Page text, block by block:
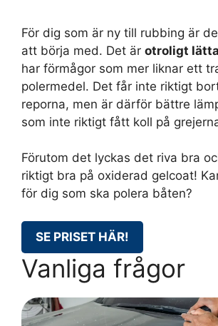
För dig som är ny till rubbing är
att börja med. Det är otroligt
har förmågor som mer liknar ett
polermedel. Det får inte riktigt
reporna, men är därför bättre
som inte riktigt fått koll på
Förutom det lyckas det riva bra
riktigt bra på oxiderad gelcoat!
för dig som ska polera båten?
SE PRISET HÄR!
Vanliga frågor